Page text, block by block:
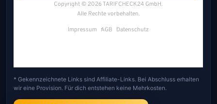
* Gekennzeichnete Links sind Affiliate-Links. Bei Abschluss erhalten
wir eine Provision. Für dich entstehen keine Mehrkosten.